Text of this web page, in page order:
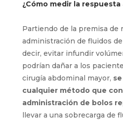
¿Cómo medir la respuesta
Partiendo de la premisa de
administración de fluidos de
decir, evitar infundir
podrían dañar a los
cirugía abdominal mayor,
cualquier método que
administración de bolos
llevar a una sobrecarga de